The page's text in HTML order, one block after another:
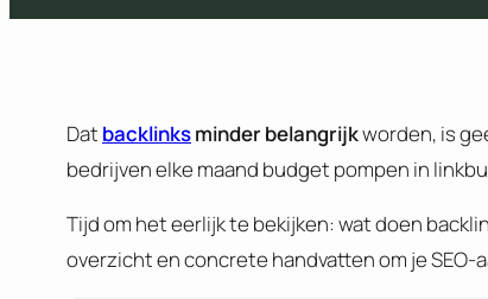
Dat backlinksminder belangrijkworden, is
bedrijven elke maand budget pompen in
Tijd om het eerlijk te bekijken: wat doen
overzicht en concrete handvatten om je SEO-